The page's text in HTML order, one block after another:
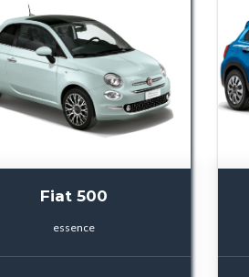
Fiat 500
essence